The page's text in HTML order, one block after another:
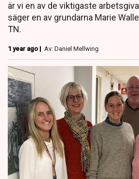
är vi en av de viktigaste
säger en av grundarna Marie
TN.
1 year ago | Av: Daniel Mellwing